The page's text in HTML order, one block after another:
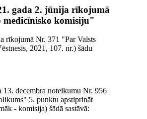
gada 2. jūnija rīkojumā
medicīnisko komisiju"
rīkojumā Nr. 371 "Par Valsts
2021, 107. nr.) šādu
13. decembra noteikumu Nr. 956
5. punktu apstiprināt
- komisija) šādā sastāvā: